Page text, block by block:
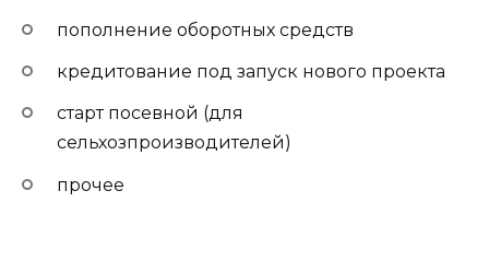
пополнение оборотных средств
кредитование под запуск нового проекта
старт посевной (для
сельхозпроизводителей)
прочее